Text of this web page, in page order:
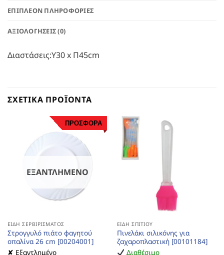
ΕΠΙΠΛΈΟΝ ΠΛΗΡΟΦΟΡΊΕΣ
ΑΞΙΟΛΟΓΉΣΕΙΣ (0)
Διαστάσεις:Υ30 x Π45cm
ΣΧΕΤΙΚΆ ΠΡΟΪΌΝΤΑ
ΠΡΟΣΦΟΡΑ
ΕΞΑΝΤΛΗΜΈΝΟ
ΕΊΔΗ ΣΕΡΒΙΡΊΣΜΑΤΟΣ
Στρογγυλό πιάτο φαγητού
οπαλίνα 26 cm [00204001]
✘ Εξαντλημένο
ΕΊΔΗ ΣΠΙΤΙΟΎ
Πινελάκι σιλικόνης για
ζαχαροπλαστική [00101184]
Διαθέσιμο